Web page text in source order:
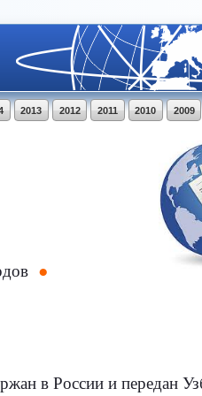
2009
2010
2011
2012
2013
в России и передан